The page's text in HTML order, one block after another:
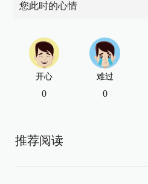
您此时的心情
开心
0
难过
0
推荐阅读